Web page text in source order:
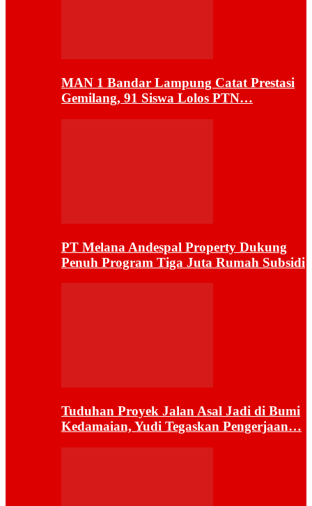
MAN 1 Bandar Lampung Catat Prestasi
Gemilang, 91 Siswa Lolos PTN…
PT Melana Andespal Property Dukung
Penuh Program Tiga Juta Rumah Subsidi
Tuduhan Proyek Jalan Asal Jadi di Bumi
Kedamaian, Yudi Tegaskan Pengerjaan…